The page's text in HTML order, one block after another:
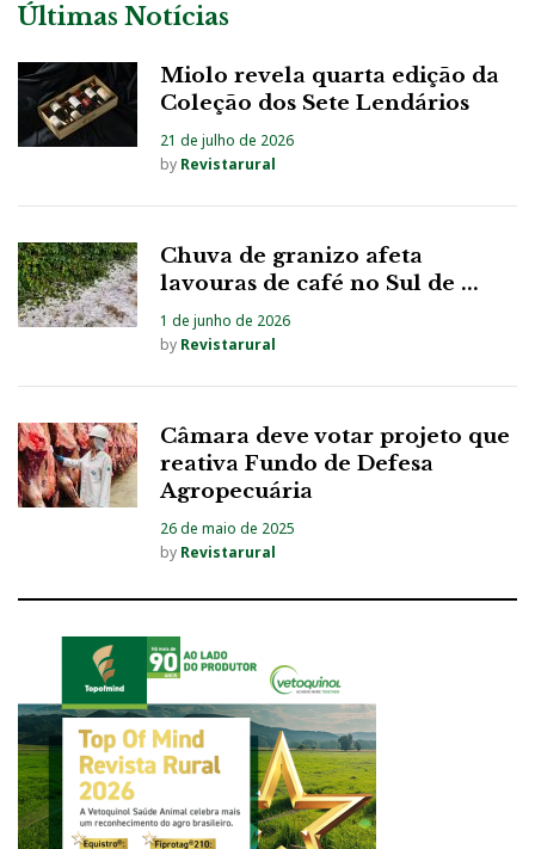
Últimas Notícias
Miolo revela quarta edição da
Coleção dos Sete Lendários
21 de julho de 2026
by Revistarural
Chuva de granizo afeta
lavouras de café no Sul de ...
1 de junho de 2026
by Revistarural
Câmara deve votar projeto que
reativa Fundo de Defesa
Agropecuária
26 de maio de 2025
by Revistarural